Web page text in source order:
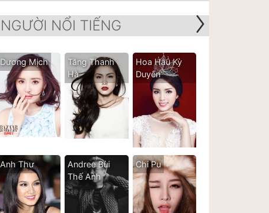
NGƯỜI NỔI TIẾNG
Dương Mịch
Tăng Thanh
Hà
Hoa Hậu Kỳ
Duyên
Anh Thư
Andree Bùi
Thế Anh
Chi Pu